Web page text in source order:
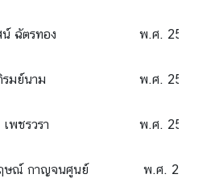
น์ ฉัตรทอง พ.ศ. 2544 –
รมย์นาม พ.ศ. 2546 –
พชรวรา พ.ศ. 2550 –
ษณ์ กาญจนศูนย์ พ.ศ. 2555